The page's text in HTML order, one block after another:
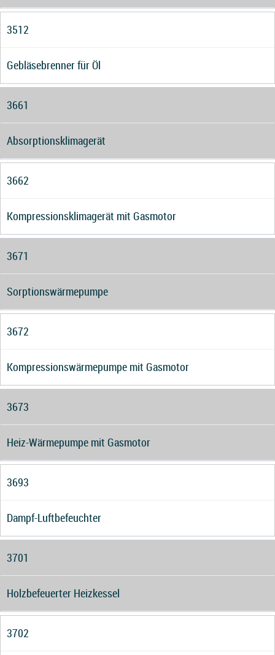
3512
Gebläsebrenner für Öl
3661
Absorptionsklimagerät
3662
Kompressionsklimagerät mit Gasmotor
3671
Sorptionswärmepumpe
3672
Kompressionswärmepumpe mit Gasmotor
3673
Heiz-Wärmepumpe mit Gasmotor
3693
Dampf-Luftbefeuchter
3701
Holzbefeuerter Heizkessel
3702